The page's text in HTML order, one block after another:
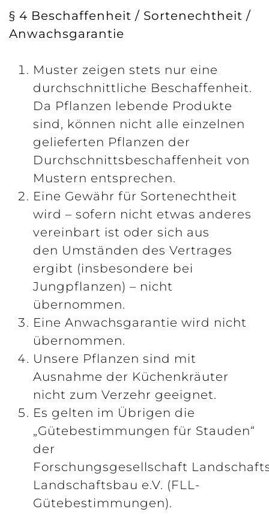
§ 4 Beschaffenheit / Sortenechtheit /
Anwachsgarantie
Muster zeigen stets nur eine
durchschnittliche Beschaffenheit.
Da Pflanzen lebende Produkte
sind, können nicht alle einzelnen
gelieferten Pflanzen der
Durchschnittsbeschaffenheit von
Mustern entsprechen.
Eine Gewähr für Sortenechtheit
wird – sofern nicht etwas anderes
vereinbart ist oder sich aus
den Umständen des Vertrages
ergibt (insbesondere bei
Jungpflanzen) – nicht
übernommen.
Eine Anwachsgarantie wird nicht
übernommen.
Unsere Pflanzen sind mit
Ausnahme der Küchenkräuter
nicht zum Verzehr geeignet.
Es gelten im Übrigen die
„Gütebestimmungen für Stauden“
der
Forschungsgesellschaft
Landschaftsbau e.V. (FLL-
Gütebestimmungen).